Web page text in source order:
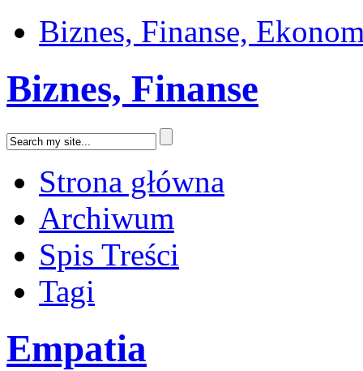
Biznes, Finanse,
Biznes, Finanse
Strona główna
Archiwum
Spis Treści
Tagi
Empatia